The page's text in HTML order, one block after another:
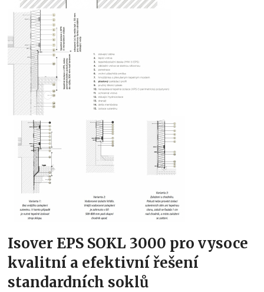
Isover EPS SOKL 3000 pro vysoce
kvalitní a efektivní řešení
standardních soklů